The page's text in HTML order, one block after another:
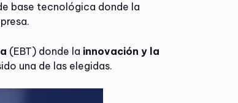
base tecnológica donde la
(EBT) donde la innovación y la
una de las elegidas.